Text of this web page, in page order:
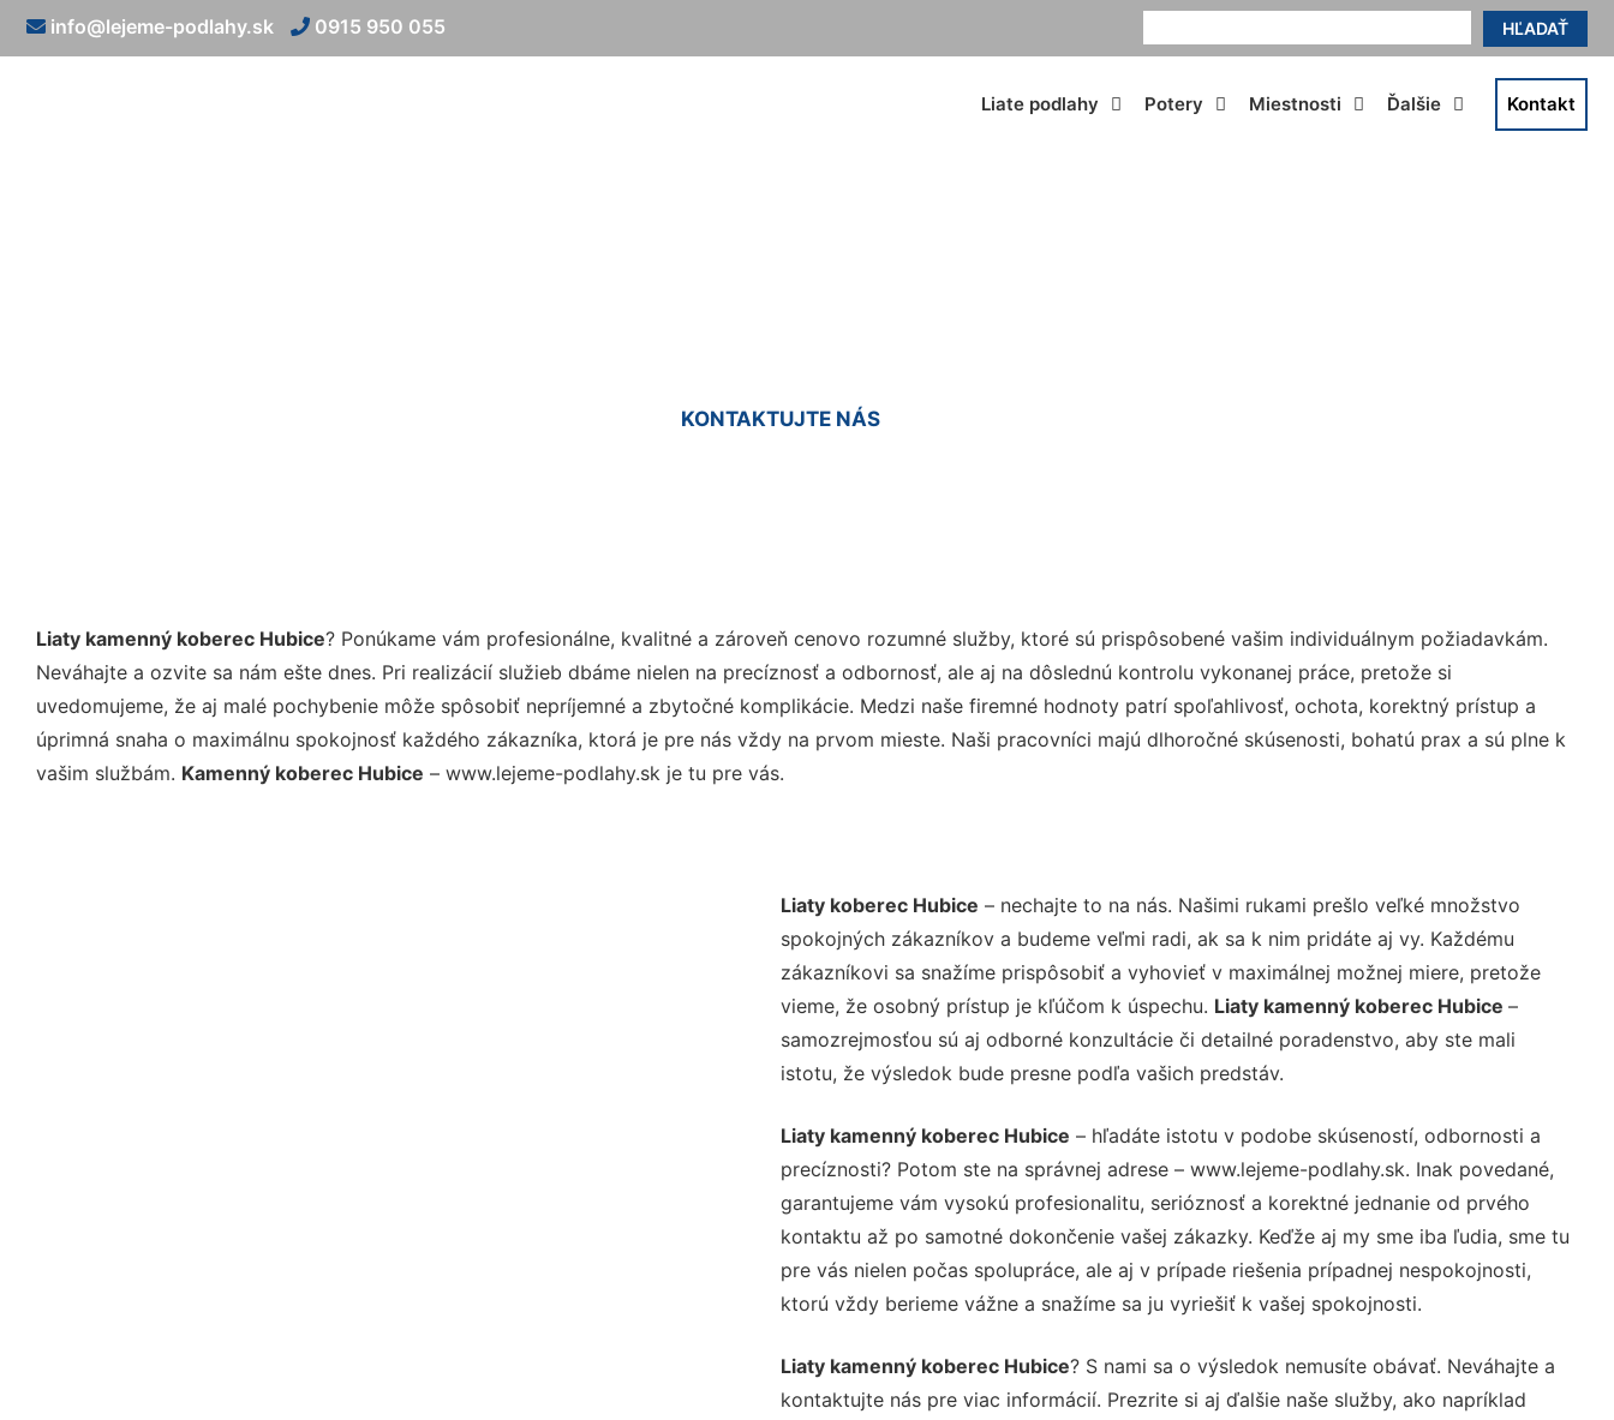
HĽADAŤ
info@lejeme-podlahy.sk 0915 950 055
Liate podlahy Potery Miestnosti Ďalšie Kontakt
KONTAKTUJTE NÁS
Liaty kamenný koberec Hubice? Ponúkame vám profesionálne, kvalitné a zároveň cenovo rozumné služby, ktoré sú prispôsobené vašim individuálnym požiadavkám.
Neváhajte a ozvite sa nám ešte dnes. Pri realizácií služieb dbáme nielen na precíznosť a odbornosť, ale aj na dôslednú kontrolu vykonanej práce, pretože si
uvedomujeme, že aj malé pochybenie môže spôsobiť nepríjemné a zbytočné komplikácie. Medzi naše firemné hodnoty patrí spoľahlivosť, ochota, korektný prístup a
úprimná snaha o maximálnu spokojnosť každého zákazníka, ktorá je pre nás vždy na prvom mieste. Naši pracovníci majú dlhoročné skúsenosti, bohatú prax a sú plne k
vašim službám. Kamenný koberec Hubice – www.lejeme-podlahy.sk je tu pre vás.
Liaty koberec Hubice – nechajte to na nás. Našimi rukami prešlo veľké množstvo
spokojných zákazníkov a budeme veľmi radi, ak sa k nim pridáte aj vy. Každému
zákazníkovi sa snažíme prispôsobiť a vyhovieť v maximálnej možnej miere, pretože
vieme, že osobný prístup je kľúčom k úspechu. Liaty kamenný koberec Hubice –
samozrejmosťou sú aj odborné konzultácie či detailné poradenstvo, aby ste mali
istotu, že výsledok bude presne podľa vašich predstáv.
Liaty kamenný koberec Hubice – hľadáte istotu v podobe skúseností, odbornosti a
precíznosti? Potom ste na správnej adrese – www.lejeme-podlahy.sk. Inak povedané,
garantujeme vám vysokú profesionalitu, serióznosť a korektné jednanie od prvého
kontaktu až po samotné dokončenie vašej zákazky. Keďže aj my sme iba ľudia, sme tu
pre vás nielen počas spolupráce, ale aj v prípade riešenia prípadnej nespokojnosti,
ktorú vždy berieme vážne a snažíme sa ju vyriešiť k vašej spokojnosti.
Liaty kamenný koberec Hubice? S nami sa o výsledok nemusíte obávať. Neváhajte a
kontaktujte nás pre viac informácií. Prezrite si aj ďalšie naše služby, ako napríklad